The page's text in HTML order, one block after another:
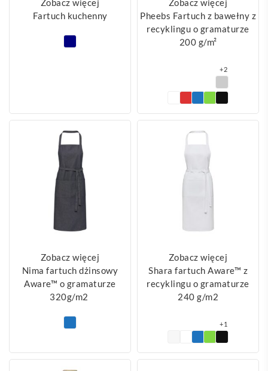
Fartuch kuchenny
Pheebs Fartuch z bawełny z
recyklingu o gramaturze
200 g/m²
+2
Zobacz więcej
Nima fartuch dżinsowy
Aware™ o gramaturze
320g/m2
Zobacz więcej
Shara fartuch Aware™ z
recyklingu o gramaturze
240 g/m2
+1